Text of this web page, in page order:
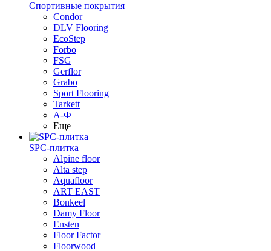
Спортивные покрытия
Condor
DLV Flooring
EcoStep
Forbo
FSG
Gerflor
Grabo
Sport Flooring
Tarkett
А-Ф
Еще
SPC-плитка
Alpine floor
Alta step
Aquafloor
ART EAST
Bonkeel
Damy Floor
Ensten
Floor Factor
Floorwood